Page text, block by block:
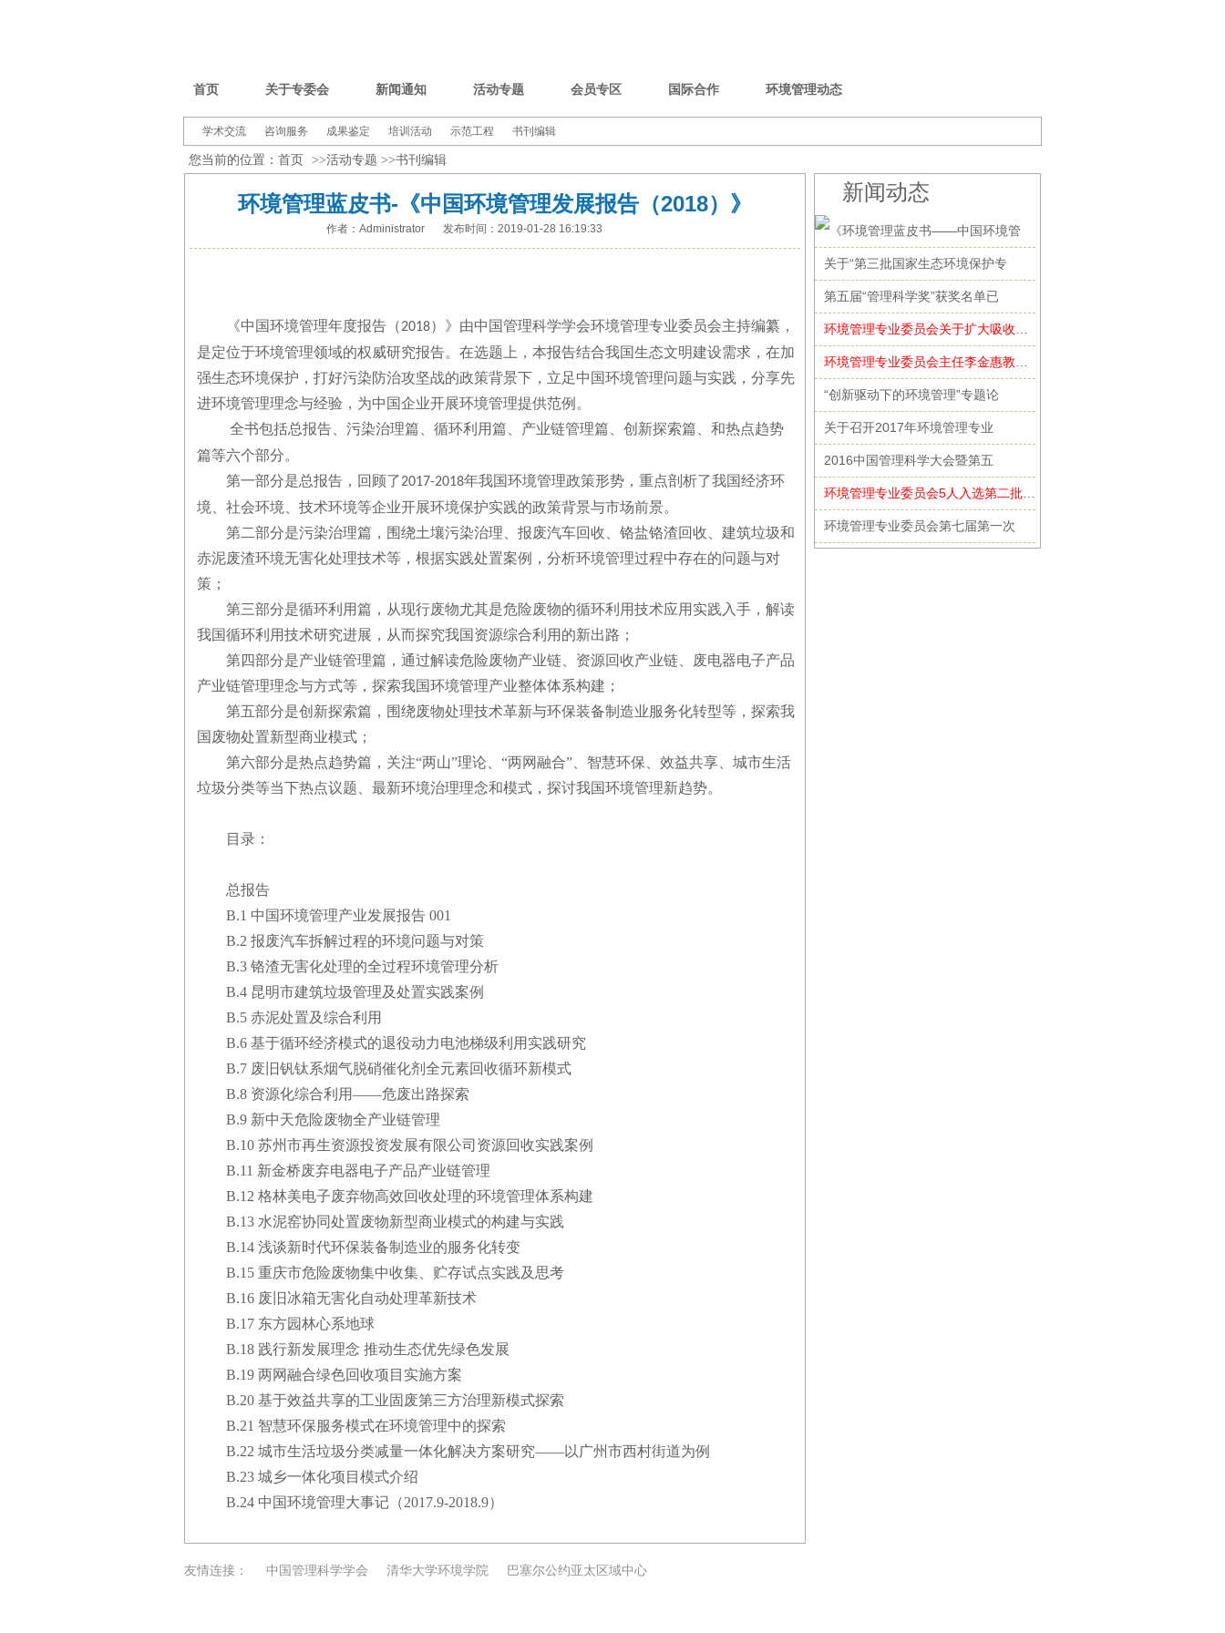
首页 关于专委会 新闻通知 活动专题 会员专区 国际合作 环境管理动态
学术交流 咨询服务 成果鉴定 培训活动 示范工程 书刊编辑
您当前的位置： 首页 >>活动专题 >>书刊编辑
环境管理蓝皮书-《中国环境管理发展报告（2018）》
作者：Administrator 发布时间：2019-01-28 16:19:33
《中国环境管理年度报告（2018）》由中国管理科学学会环境管理专业委员会主持编纂，
是定位于环境管理领域的权威研究报告。在选题上，本报告结合我国生态文明建设需求，在加
强生态环境保护，打好污染防治攻坚战的政策背景下，立足中国环境管理问题与实践，分享先
进环境管理理念与经验，为中国企业开展环境管理提供范例。
全书包括总报告、污染治理篇、循环利用篇、产业链管理篇、创新探索篇、和热点趋势
篇等六个部分。
第一部分是总报告，回顾了2017-2018年我国环境管理政策形势，重点剖析了我国经济环
境、社会环境、技术环境等企业开展环境保护实践的政策背景与市场前景。
第二部分是污染治理篇，围绕土壤污染治理、报废汽车回收、铬盐铬渣回收、建筑垃圾和
赤泥废渣环境无害化处理技术等，根据实践处置案例，分析环境管理过程中存在的问题与对
策；
第三部分是循环利用篇，从现行废物尤其是危险废物的循环利用技术应用实践入手，解读
我国循环利用技术研究进展，从而探究我国资源综合利用的新出路；
第四部分是产业链管理篇，通过解读危险废物产业链、资源回收产业链、废电器电子产品
产业链管理理念与方式等，探索我国环境管理产业整体体系构建；
第五部分是创新探索篇，围绕废物处理技术革新与环保装备制造业服务化转型等，探索我
国废物处置新型商业模式；
第六部分是热点趋势篇，关注“两山”理论、“两网融合”、智慧环保、效益共享、城市生活
垃圾分类等当下热点议题、最新环境治理理念和模式，探讨我国环境管理新趋势。
目录：
总报告
B.1 中国环境管理产业发展报告 001
B.2 报废汽车拆解过程的环境问题与对策
B.3 铬渣无害化处理的全过程环境管理分析
B.4 昆明市建筑垃圾管理及处置实践案例
B.5 赤泥处置及综合利用
B.6 基于循环经济模式的退役动力电池梯级利用实践研究
B.7 废旧钒钛系烟气脱硝催化剂全元素回收循环新模式
B.8 资源化综合利用——危废出路探索
B.9 新中天危险废物全产业链管理
B.10 苏州市再生资源投资发展有限公司资源回收实践案例
B.11 新金桥废弃电器电子产品产业链管理
B.12 格林美电子废弃物高效回收处理的环境管理体系构建
B.13 水泥窑协同处置废物新型商业模式的构建与实践
B.14 浅谈新时代环保装备制造业的服务化转变
B.15 重庆市危险废物集中收集、贮存试点实践及思考
B.16 废旧冰箱无害化自动处理革新技术
B.17 东方园林心系地球
B.18 践行新发展理念 推动生态优先绿色发展
B.19 两网融合绿色回收项目实施方案
B.20 基于效益共享的工业固废第三方治理新模式探索
B.21 智慧环保服务模式在环境管理中的探索
B.22 城市生活垃圾分类减量一体化解决方案研究——以广州市西村街道为例
B.23 城乡一体化项目模式介绍
B.24 中国环境管理大事记（2017.9-2018.9）
新闻动态
《环境管理蓝皮书——中国环境管
关于“第三批国家生态环境保护专
第五届“管理科学奖”获奖名单已
“创新驱动下的环境管理”专题论
关于召开2017年环境管理专业
2016中国管理科学大会暨第五
环境管理专业委员会第七届第一次